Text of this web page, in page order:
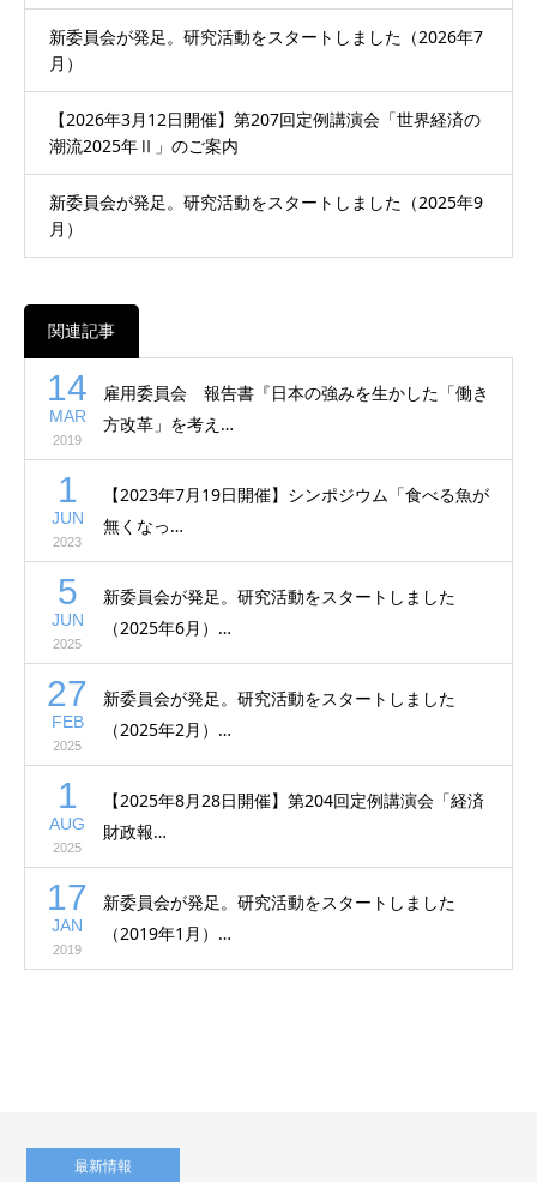
新委員会が発足。研究活動をスタートしました（2026年7
月）
【2026年3月12日開催】第207回定例講演会「世界経済の
潮流2025年Ⅱ」のご案内
新委員会が発足。研究活動をスタートしました（2025年9
月）
関連記事
14
MAR
2019
雇用委員会 報告書『日本の強みを生かした「働き
方改革」を考え…
1
JUN
2023
【2023年7月19日開催】シンポジウム「食べる魚が
無くなっ…
5
JUN
2025
新委員会が発足。研究活動をスタートしました
（2025年6月）…
27
FEB
2025
新委員会が発足。研究活動をスタートしました
（2025年2月）…
1
AUG
2025
【2025年8月28日開催】第204回定例講演会「経済
財政報…
17
JAN
2019
新委員会が発足。研究活動をスタートしました
（2019年1月）…
最新情報